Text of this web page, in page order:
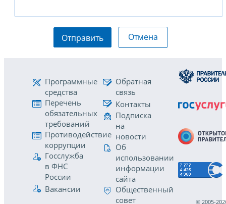
Отправить Отмена
Программные
средства
Перечень
обязательных
требований
Противодействие
коррупции
Госслужба
в ФНС
России
Вакансии
Обратная
связь
Контакты
Подписка
на
новости
Об
использовании
информации
сайта
Общественный
совет
© 2005-